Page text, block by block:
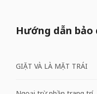
Hướng dẫn bảo
GIẶT VÀ LÀ MẶT TRÁI